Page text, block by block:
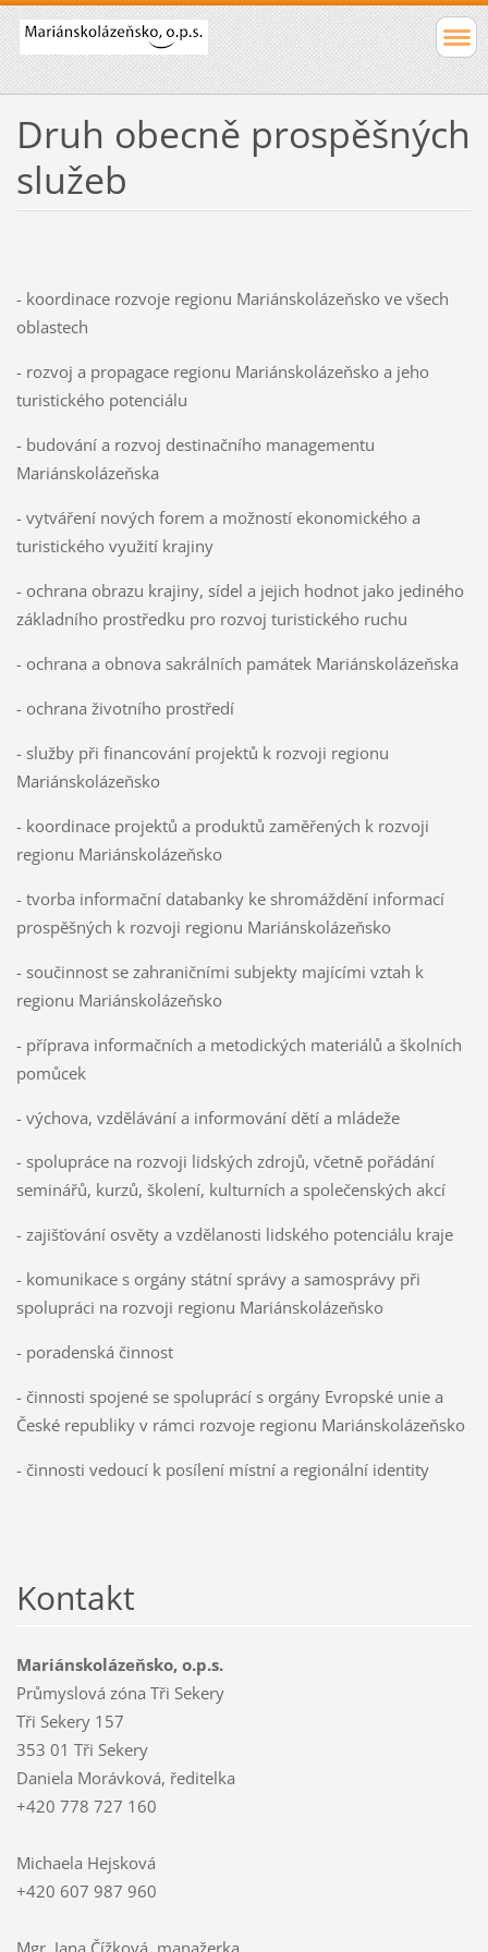
Druh obecně prospěšných
služeb
- koordinace rozvoje regionu Mariánskolázeňsko ve všech
oblastech
- rozvoj a propagace regionu Mariánskolázeňsko a jeho
turistického potenciálu
- budování a rozvoj destinačního managementu
Mariánskolázeňska
- vytváření nových forem a možností ekonomického a
turistického využití krajiny
- ochrana obrazu krajiny, sídel a jejich hodnot jako jediného
základního prostředku pro rozvoj turistického ruchu
- ochrana a obnova sakrálních památek Mariánskolázeňska
- ochrana životního prostředí
- služby při financování projektů k rozvoji regionu
Mariánskolázeňsko
- koordinace projektů a produktů zaměřených k rozvoji
regionu Mariánskolázeňsko
- tvorba informační databanky ke shromáždění informací
prospěšných k rozvoji regionu Mariánskolázeňsko
- součinnost se zahraničními subjekty majícími vztah k
regionu Mariánskolázeňsko
- příprava informačních a metodických materiálů a školních
pomůcek
- výchova, vzdělávání a informování dětí a mládeže
- spolupráce na rozvoji lidských zdrojů, včetně pořádání
seminářů, kurzů, školení, kulturních a společenských akcí
- zajišťování osvěty a vzdělanosti lidského potenciálu kraje
- komunikace s orgány státní správy a samosprávy při
spolupráci na rozvoji regionu Mariánskolázeňsko
- poradenská činnost
- činnosti spojené se spoluprácí s orgány Evropské unie a
České republiky v rámci rozvoje regionu Mariánskolázeňsko
- činnosti vedoucí k posílení místní a regionální identity
Kontakt
Mariánskolázeňsko, o.p.s.
Průmyslová zóna Tři Sekery
Tři Sekery 157
353 01 Tři Sekery
Daniela Morávková, ředitelka
+420 778 727 160
Michaela Hejsková
+420 607 987 960